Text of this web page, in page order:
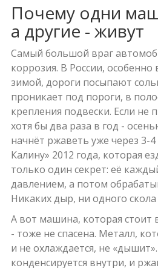
Почему одни
а другие - живут
Самый большой враг
коррозия. В России, особенно
зимой, дороги посыпают
проникает под пороги, в
крепления подвески. Если
хотя бы два раза в год -
начнёт ржаветь уже через 3-
Калину» 2012 года, которая
только один секрет: её
давлением, а потом
Никаких дыр, ни одного скола
А вот машина, которая стоит
- тоже не спасена. Металл,
и не охлаждается, не
конденсируется внутри, и